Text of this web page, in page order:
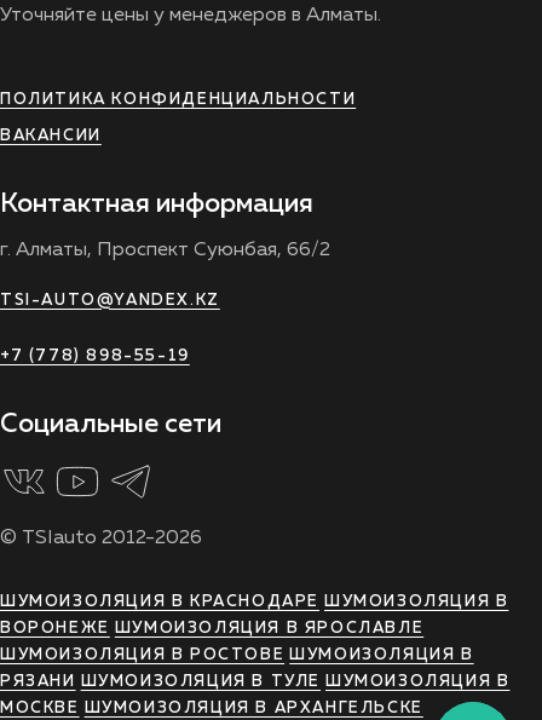
Уточняйте цены у менеджеров в Алматы.
ПОЛИТИКА КОНФИДЕНЦИАЛЬНОСТИ
ВАКАНСИИ
Контактная информация
г. Алматы, Проспект Суюнбая, 66/2
TSI-AUTO@YANDEX.KZ
+7 (778) 898-55-19
Социальные сети
© TSIauto 2012-2026
ШУМОИЗОЛЯЦИЯ В КРАСНОДАРЕ
ШУМОИЗОЛЯЦИЯ В
ВОРОНЕЖЕ
ШУМОИЗОЛЯЦИЯ В ЯРОСЛАВЛЕ
ШУМОИЗОЛЯЦИЯ В РОСТОВЕ
ШУМОИЗОЛЯЦИЯ В
РЯЗАНИ
ШУМОИЗОЛЯЦИЯ В ТУЛЕ
ШУМОИЗОЛЯЦИЯ В
МОСКВЕ
ШУМОИЗОЛЯЦИЯ В АРХАНГЕЛЬСКЕ